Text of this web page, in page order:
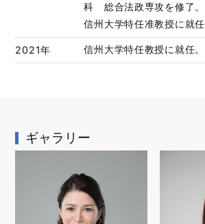
科 総合法政専攻を修了
信州大学特任准教授に就任
2021年 信州大学特任教授に就任。
ギャラリー